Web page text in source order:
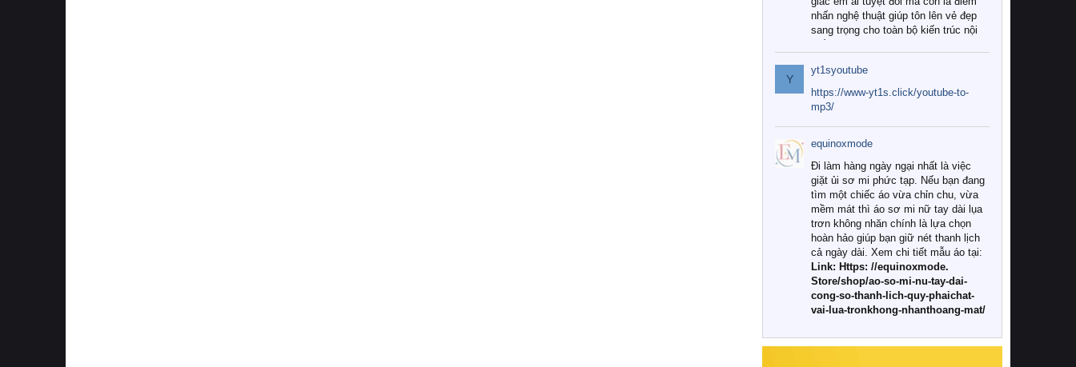
nhấn nghệ thuật giúp tôn lên vẻ đẹp
sang trọng cho toàn bộ kiến trúc nội
Tuy nhiên, giữa thị trường đa dạng
với vô vàn thương hiệu và mẫu mã
như hiện nay, làm thế nào để chọn
được những bộ chăn ga gối đệm cao
cấp thực sự chất lượng, phù hợp với
khí hậu và nhu cầu sử dụng của gia
đình? Hãy cùng chúng tôi đi tìm lời
giải đáp chi tiết qua bài viết dưới đây.
1. Tại sao các gia đình hiện đại lại ưa
chuộng chăn ga gối đệm cao cấp?
Khác với các dòng sản phẩm thông
thường, những bộ chăn ga gối đệm
cao cấp trải qua quy trình sản xuất
nghiêm ngặt từ khâu chọn lọc nguyên
liệu tự nhiên đến công nghệ dệt
nhuộm hiện đại không chứa hóa chất
này, bạn sẽ cảm nhận rõ rệt sự khác
Y
yt1syoutube
https://www-yt1s.click/youtube-to-
mp3/
equinoxmode
Đi làm hàng ngày ngại nhất là việc
giặt ủi sơ mi phức tạp. Nếu bạn đang
tìm một chiếc áo vừa chỉn chu, vừa
mềm mát thì áo sơ mi nữ tay dài lụa
trơn không nhăn chính là lựa chọn
hoàn hảo giúp bạn giữ nét thanh lịch
cả ngày dài. Xem chi tiết mẫu áo tại:
Link: Https: //equinoxmode.
Store/shop/ao-so-mi-nu-tay-dai-
cong-so-thanh-lich-quy-phaichat-
vai-lua-tronkhong-nhanthoang-mat/